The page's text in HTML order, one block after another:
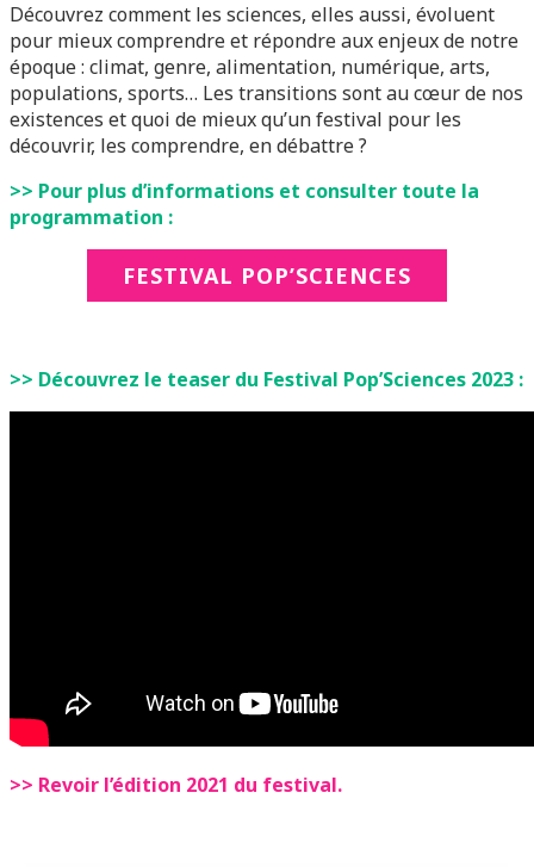
Découvrez comment les sciences, elles aussi, évoluent
pour mieux comprendre et répondre aux enjeux de notre
époque : climat, genre, alimentation, numérique, arts,
populations, sports… Les transitions sont au cœur de nos
existences et quoi de mieux qu’un festival pour les
découvrir, les comprendre, en débattre ?
>> Pour plus d’informations et consulter toute la
programmation :
FESTIVAL POP’SCIENCES
>> Découvrez le teaser du Festival Pop’Sciences 2023 :
>> Revoir l’édition 2021 du festival.